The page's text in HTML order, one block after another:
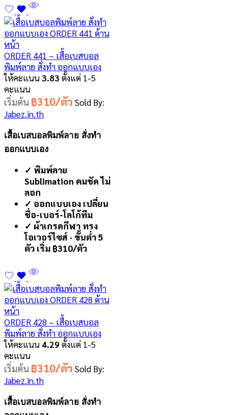
ORDER 441 – เสื้อเบสบอล
พิมพ์ลาย สั่งทำ ออกแบบเอง
ให้คะแนน3.83 ตั้งแต่ 1-5
คะแนน
เริ่มต้น ฿310/ตัว Sold By:
Jabez.in.th
เสื้อเบสบอลพิมพ์ลาย สั่งทำ
ออกแบบเอง
✓ พิมพ์ลาย
Sublimation คมชัด ไม่
ลอก
✓ ออกแบบเอง เปลี่ยน
ชื่อ-เบอร์-โลโก้ทีม
✓ ผ้าเกรดกีฬา ทรง
โอเวอร์ไซส์ · ขั้นต่ำ 5
ตัว เริ่ม ฿310/ตัว
ORDER 428 – เสื้อเบสบอล
พิมพ์ลาย สั่งทำ ออกแบบเอง
ให้คะแนน 4.29ตั้งแต่ 1-5
คะแนน
เริ่มต้น ฿310/ตัว Sold By:
Jabez.in.th
เสื้อเบสบอลพิมพ์ลาย สั่งทำ